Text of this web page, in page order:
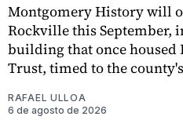
Montgomery History will
Rockville this September,
building that once housed
Trust, timed to the
RAFAEL ULLOA
6 de agosto de 2026